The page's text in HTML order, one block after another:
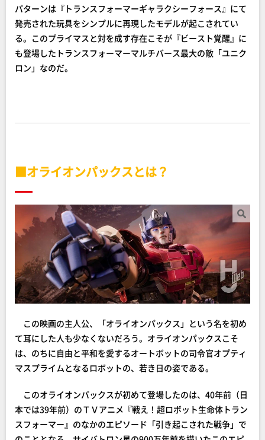
パターンは『トランスフォーマーギャラクシーフォース』にて
発売された玩具をシンプルに再現したモデルが起こされてい
る。このプライマスと対を成す存在こそが『ビースト覚醒』に
も登場したトランスフォーマーマルチバース最大の敵「ユニク
ロン」なのだ。
■オライオンパックスとは？
この映画の主人公、「オライオンパックス」という名を初め
て耳にした人も少なくないだろう。オライオンパックスこそ
は、のちに自由と平和を愛するオートボットの司令官オプティ
マスプライムとなるロボットの、若き日の姿である。
このオライオンパックスが初めて登場したのは、40年前（日
本では39年前）のＴＶアニメ『戦え！超ロボット生命体トラン
スフォーマー』のなかのエピソード「引き起こされた戦争」で